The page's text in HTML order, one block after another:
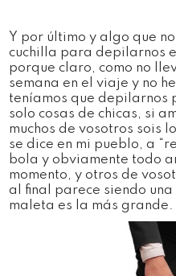
Y por último y algo que
cuchilla para depilarnos
porque claro, como no
semana en el viaje y no
teníamos que depilarnos
solo cosas de chicas, si
muchos de vosotros sois
se dice en mi pueblo, a
bola y obviamente todo
momento, y otros de
al final parece siendo
maleta es la más grande.